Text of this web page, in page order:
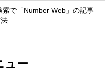
索で「Number Web」の記事
ュー